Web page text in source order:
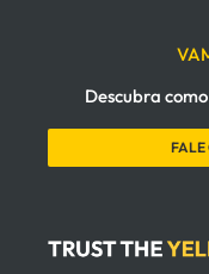
Descubra
FALE